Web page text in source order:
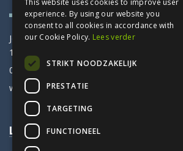
Jozef Van Elewijckstraat 61
1853 Strombeek-Bever
02 266 10 60
werner@deltafisc.be
Legal
This website uses cookies to improve user
experience. By using our website you
consent to all cookies in accordance with
our Cookie Policy. Lees verder
STRIKT NOODZAKELIJK
PRESTATIE
TARGETING
FUNCTIONEEL